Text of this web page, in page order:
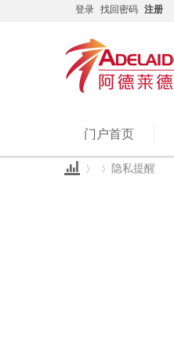
登录 找回密码 注册
门户首页
隐私提醒